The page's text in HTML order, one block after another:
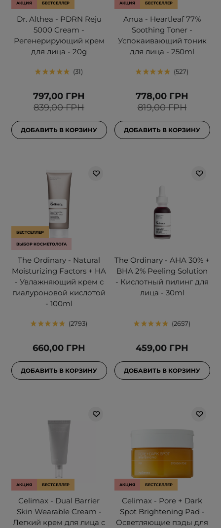
АКЦИЯ БЕСТСЕЛЛЕР
Dr. Althea - PDRN Reju
5000 Cream -
Регенерирующий крем
для лица - 20g
31
839,00 ГРН
797,00 ГРН
ДОБАВИТЬ В КОРЗИНУ
АКЦИЯ БЕСТСЕЛЛЕР
Anua - Heartleaf 77%
Soothing Toner -
Успокаивающий тоник
для лица - 250ml
527
819,00 ГРН
778,00 ГРН
ДОБАВИТЬ В КОРЗИНУ
БЕСТСЕЛЛЕР
ВЫБОР КОСМЕТОЛОГА
The Ordinary - Natural
Moisturizing Factors + HA
- Увлажняющий крем с
гиалуроновой кислотой
- 100ml
2793
660,00 ГРН
ДОБАВИТЬ В КОРЗИНУ
The Ordinary - AHA 30% +
BHA 2% Peeling Solution
- Кислотный пилинг для
лица - 30ml
2657
459,00 ГРН
ДОБАВИТЬ В КОРЗИНУ
АКЦИЯ БЕСТСЕЛЛЕР
Celimax - Dual Barrier
Skin Wearable Cream -
Легкий крем для лица с
АКЦИЯ БЕСТСЕЛЛЕР
Celimax - Pore + Dark
Spot Brightening Pad -
Осветляющие пэды для